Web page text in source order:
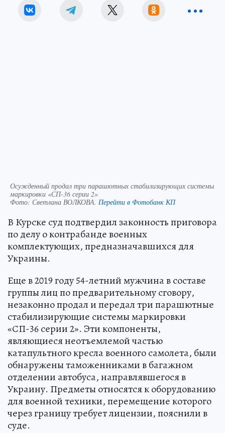
Осужденный продал три парашютных стабилизирующих системы
маркировки «СП-36 серии 2»
Фото: Светлана ВОЛКОВА. Перейти в Фотобанк КП
В Курске суд подтвердил законность приговора
по делу о контрабанде военных
комплектующих, предназначавшихся для
Украины.
Еще в 2019 году 54-летний мужчина в составе
группы лиц по предварительному сговору,
незаконно продал и передал три парашютные
стабилизирующие системы маркировки
«СП-36 серии 2». Эти компоненты,
являющиеся неотъемлемой частью
катапультного кресла военного самолета, были
обнаружены таможенниками в багажном
отделении автобуса, направлявшегося в
Украину. Предметы относятся к оборудованию
для военной техники, перемещение которого
через границу требует лицензии, пояснили в
суде.